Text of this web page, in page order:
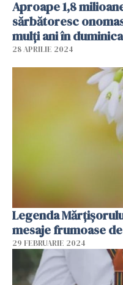
Aproape 1,8
sărbătoresc
mulți ani în
28 APRILIE 2024
Legenda
mesaje frumoase
29 FEBRUARIE 2024